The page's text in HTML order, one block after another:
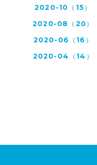
2020-10（15）
2020-08（20）
2020-06（16）
2020-04（14）